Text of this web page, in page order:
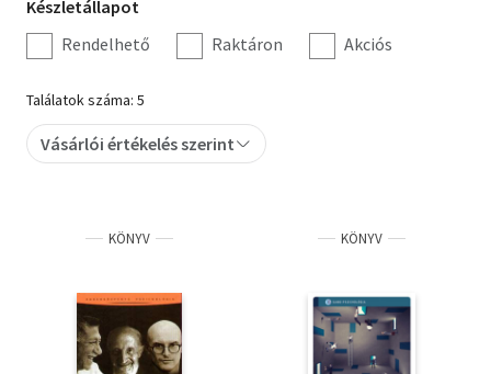
Hobbi, szabadidő
Irodalom
Művészet
Szakkönyv
Tankönyv, segédkönyv
Társadalomtudomány
Természettudomány
Készletállapot
szűrés
Készletállapot
Rendelhető
Raktáron Akciós
Találatok száma: 5
Vásárlói értékelés szerint
KÖNYV KÖNYV